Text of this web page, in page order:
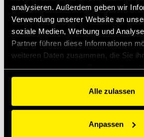
analysieren. Außerdem geben wir
Verwendung unserer Website an
soziale Medien, Werbung und
Partner führen diese Informationen
weiteren Daten zusammen, die Sie
gesammelt haben.
Alle zulassen
Anpassen
Jan 29, 2026
Quick Swivel: unmatched durability and
performance
Baubranche
Greater Noida,